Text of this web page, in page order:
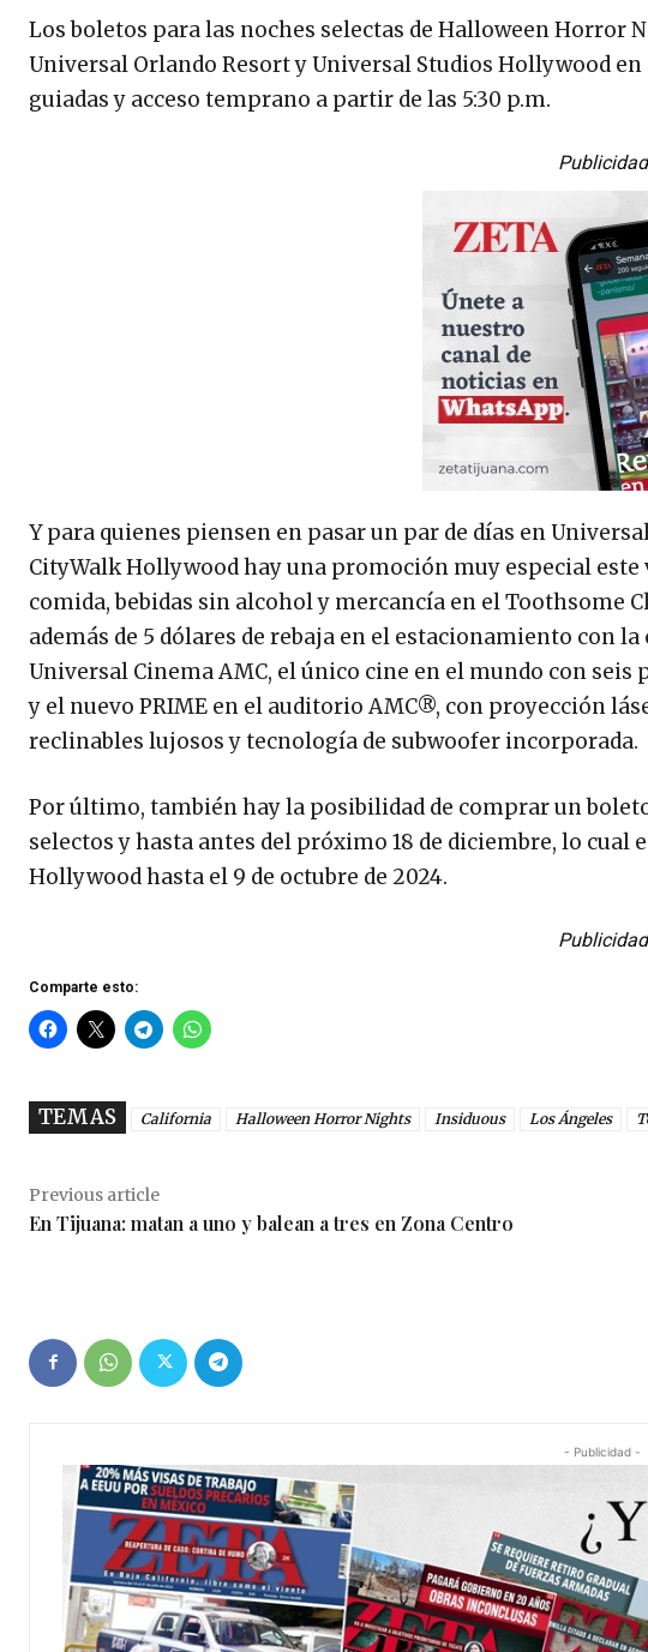
Los boletos para las noches selectas de Halloween Horror
Universal Orlando Resort y Universal Studios Hollywood
guiadas y acceso temprano a partir de las 5:30 p.m.
Publicidad
Y para quienes piensen en pasar un par de días en
CityWalk Hollywood hay una promoción muy especial este
comida, bebidas sin alcohol y mercancía en el Toothsome
además de 5 dólares de rebaja en el estacionamiento con
Universal Cinema AMC, el único cine en el mundo con
y el nuevo PRIME en el auditorio AMC®, con proyección
reclinables lujosos y tecnología de subwoofer incorporada.
Por último, también hay la posibilidad de comprar un
selectos y hasta antes del próximo 18 de diciembre, lo
Hollywood hasta el 9 de octubre de 2024.
Publicidad
Comparte esto:
TEMAS California Halloween Horror Nights Insiduous Los Ángeles
Previous article
En Tijuana: matan a uno y balean a tres en Zona Centro
- Publicidad -